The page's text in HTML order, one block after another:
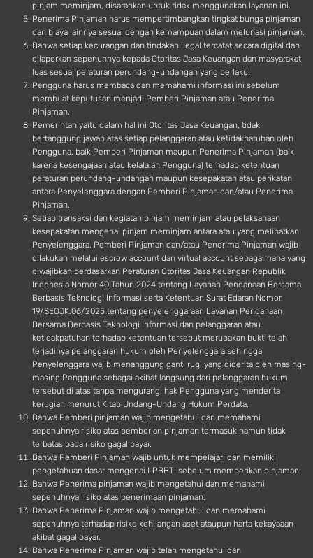
pinjam meminjam, disarankan untuk tidak menggunakan layanan ini.
Penerima Pinjaman harus mempertimbangkan tingkat bunga pinjaman
dan biaya lainnya sesuai dengan kemampuan dalam melunasi pinjaman.
Bahwa setiap kecurangan dan tindakan ilegal tercatat secara digital dan
dilaporkan sepenuhnya kepada Otoritas Jasa Keuangan dan masyarakat
luas sesuai peraturan perundang-undangan yang berlaku.
Pengguna harus membaca dan memahami informasi ini sebelum
membuat keputusan menjadi Pemberi Pinjaman atau Penerima
Pinjaman.
Pemerintah yaitu dalam hal ini Otoritas Jasa Keuangan, tidak
bertanggung jawab atas setiap pelanggaran atau ketidakpatuhan oleh
Pengguna, baik Pemberi Pinjaman maupun Penerima Pinjaman (baik
karena kesengajaan atau kelalaian Pengguna) terhadap ketentuan
peraturan perundang-undangan maupun kesepakatan atau perikatan
antara Penyelenggara dengan Pemberi Pinjaman dan/atau Penerima
Pinjaman.
Setiap transaksi dan kegiatan pinjam meminjam atau pelaksanaan
kesepakatan mengenai pinjam meminjam antara atau yang melibatkan
Penyelenggara, Pemberi Pinjaman dan/atau Penerima Pinjaman wajib
dilakukan melalui escrow account dan virtual account sebagaimana yang
diwajibkan berdasarkan Peraturan Otoritas Jasa Keuangan Republik
Indonesia Nomor 40 Tahun 2024 tentang Layanan Pendanaan Bersama
Berbasis Teknologi Informasi serta Ketentuan Surat Edaran Nomor
19/SEOJK.06/2025 tentang penyelenggaraan Layanan Pendanaan
Bersama Berbasis Teknologi Informasi dan pelanggaran atau
ketidakpatuhan terhadap ketentuan tersebut merupakan bukti telah
terjadinya pelanggaran hukum oleh Penyelenggara sehingga
Penyelenggara wajib menanggung ganti rugi yang diderita oleh masing-
masing Pengguna sebagai akibat langsung dari pelanggaran hukum
tersebut di atas tanpa mengurangi hak Pengguna yang menderita
kerugian menurut Kitab Undang-Undang Hukum Perdata.
Bahwa Pemberi pinjaman wajib mengetahui dan memahami
sepenuhnya risiko atas pemberian pinjaman termasuk namun tidak
terbatas pada risiko gagal bayar.
Bahwa Pemberi Pinjaman wajib untuk mempelajari dan memiliki
pengetahuan dasar mengenai LPBBTI sebelum memberikan pinjaman.
Bahwa Penerima pinjaman wajib mengetahui dan memahami
sepenuhnya risiko atas penerimaan pinjaman.
Bahwa Penerima Pinjaman wajib mengetahui dan memahami
sepenuhnya terhadap risiko kehilangan aset ataupun harta kekayaaan
akibat gagal bayar.
Bahwa Penerima Pinjaman wajib telah mengetahui dan